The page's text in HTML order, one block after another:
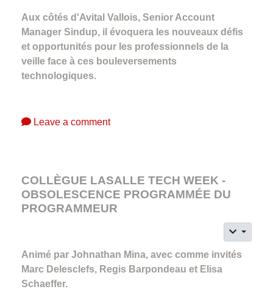
Aux côtés d'Avital Vallois, Senior Account
Manager Sindup, il évoquera les nouveaux défis
et opportunités pour les professionnels de la
veille face à ces bouleversements
technologiques.
Leave a comment
COLLÈGUE LASALLE TECH WEEK -
OBSOLESCENCE PROGRAMMÉE DU
PROGRAMMEUR
Animé par Johnathan Mina, avec comme invités
Marc Delesclefs, Regis Barpondeau et Elisa
Schaeffer.